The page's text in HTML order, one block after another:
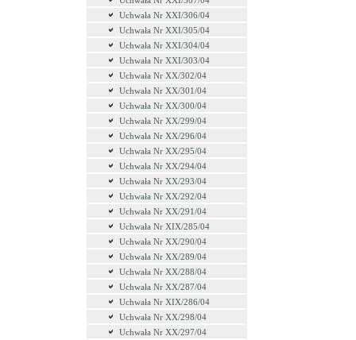
Uchwała Nr XXI/306/04
Uchwała Nr XXI/305/04
Uchwała Nr XXI/304/04
Uchwała Nr XXI/303/04
Uchwała Nr XX/302/04
Uchwała Nr XX/301/04
Uchwała Nr XX/300/04
Uchwała Nr XX/299/04
Uchwała Nr XX/296/04
Uchwała Nr XX/295/04
Uchwała Nr XX/294/04
Uchwała Nr XX/293/04
Uchwała Nr XX/292/04
Uchwała Nr XX/291/04
Uchwała Nr XIX/285/04
Uchwała Nr XX/290/04
Uchwała Nr XX/289/04
Uchwała Nr XX/288/04
Uchwała Nr XX/287/04
Uchwała Nr XIX/286/04
Uchwała Nr XX/298/04
Uchwała Nr XX/297/04